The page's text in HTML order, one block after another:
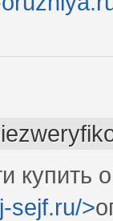
купить
sejf.ru/>